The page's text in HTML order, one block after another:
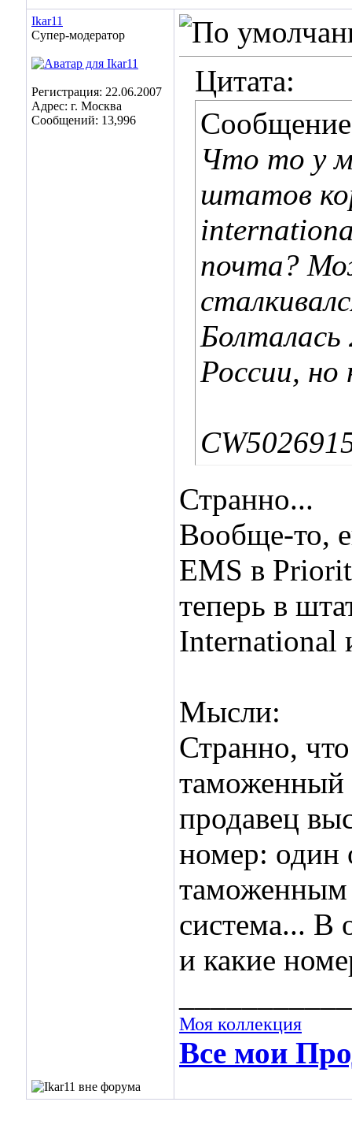
Ikar11
Супер-модератор
Регистрация: 22.06.2007
Адрес: г. Москва
Сообщений: 13,996
Цитата:
Что то у
штатов
почта?
Болталась
России, но
Странно...
Вообще-то,
EMS в
теперь в
International
Мысли:
Странно,
таможенный
продавец
номер: один
таможенным
система... В
и какие
Моя коллекция
Все мои